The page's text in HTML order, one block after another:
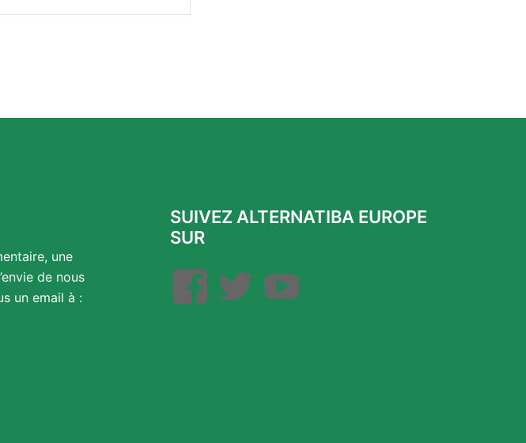
une
de nous
un email à :
SUIVEZ ALTERNATIBA EUROPE
SUR
Facebook
Twitter